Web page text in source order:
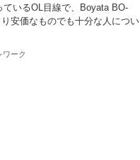
いるOL目線で、Boyata BO-
安価なものでも十分な人につい
ワーク